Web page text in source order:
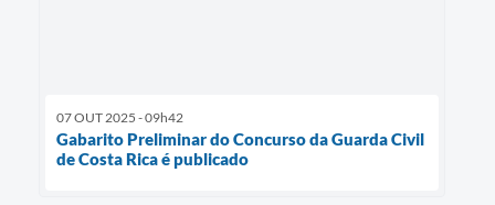
07 OUT 2025 - 09h42
Gabarito Preliminar do Concurso da Guarda Civil
de Costa Rica é publicado